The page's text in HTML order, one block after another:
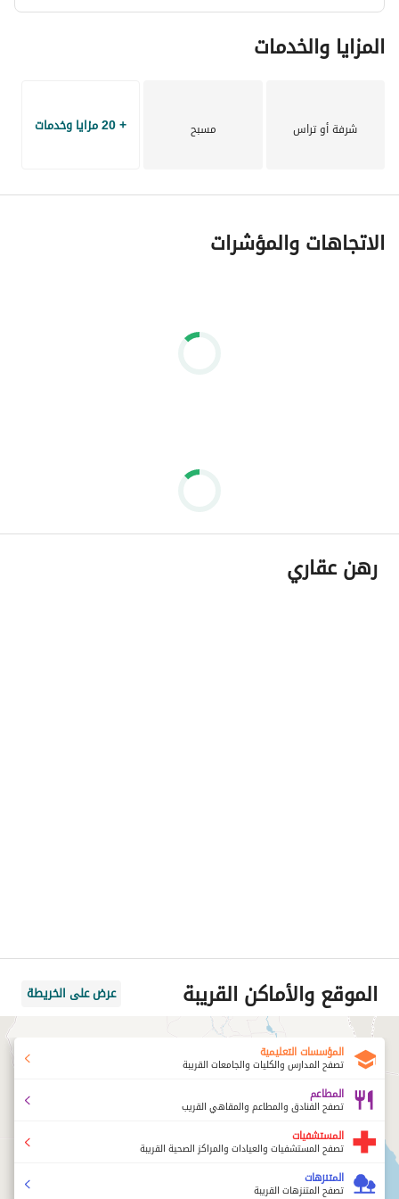
Buy, rent, or invest with ease
المزايا والخدمات
شرفة أو تراس مسبح + 20 مزايا وخدمات
الاتجاهات والمؤشرات
رهن عقاري
الموقع والأماكن القريبة عرض على الخريطة
المؤسسات التعليمية
تصفح المدارس والكليات والجامعات القريبة
المطاعم
تصفح الفنادق والمطاعم والمقاهي القريب
المستشفيات
تصفح المستشفيات والعيادات والمراكز الصحية القريبة
المتنزهات
تصفح المتنزهات القريبة